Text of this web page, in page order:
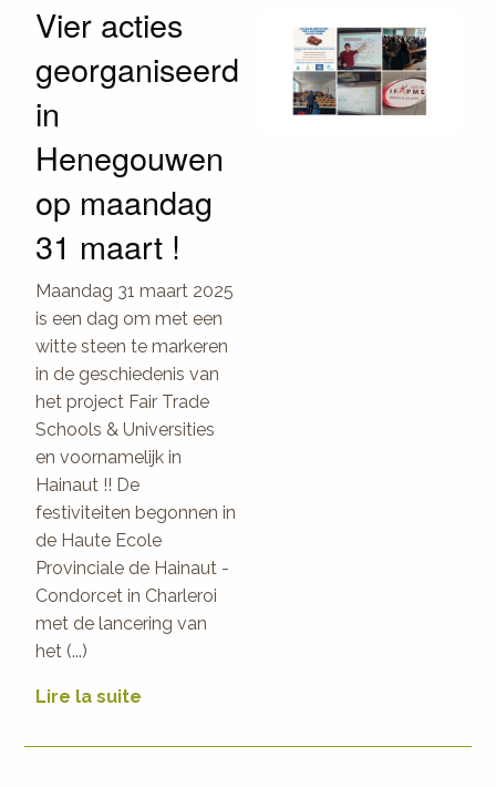
Vier acties
georganiseerd
in
Henegouwen
op maandag
31 maart !
Maandag 31 maart 2025
is een dag om met een
witte steen te markeren
in de geschiedenis van
het project Fair Trade
Schools & Universities
en voornamelijk in
Hainaut !! De
festiviteiten begonnen in
de Haute Ecole
Provinciale de Hainaut -
Condorcet in Charleroi
met de lancering van
het (...)
Lire la suite